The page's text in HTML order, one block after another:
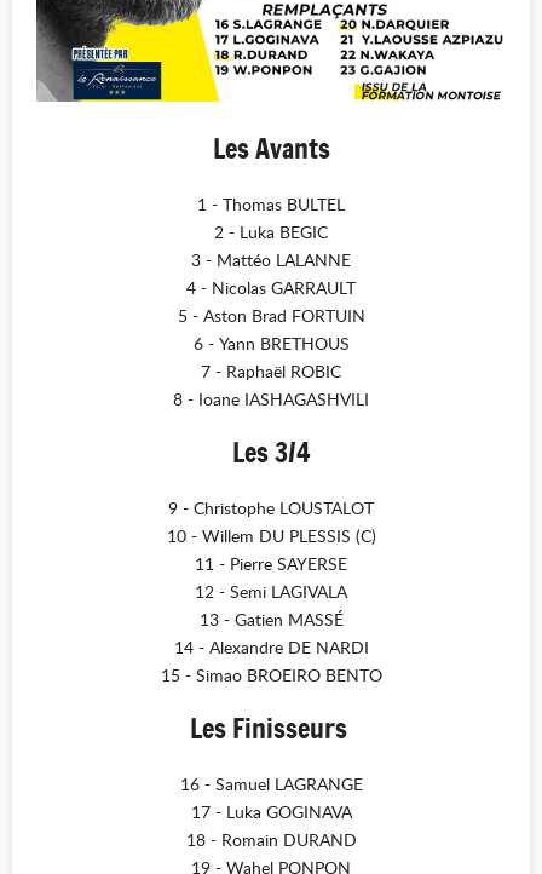
Les Avants
1 - Thomas BULTEL
2 - Luka BEGIC
3 - Mattéo LALANNE
4 - Nicolas GARRAULT
5 - Aston Brad FORTUIN
6 - Yann BRETHOUS
7 - Raphaël ROBIC
8 - Ioane IASHAGASHVILI
Les 3/4
9 - Christophe LOUSTALOT
10 - Willem DU PLESSIS (C)
11 - Pierre SAYERSE
12 - Semi LAGIVALA
13 - Gatien MASSÉ
14 - Alexandre DE NARDI
15 - Simao BROEIRO BENTO
Les Finisseurs
16 - Samuel LAGRANGE
17 - Luka GOGINAVA
18 - Romain DURAND
19 - Wahel PONPON